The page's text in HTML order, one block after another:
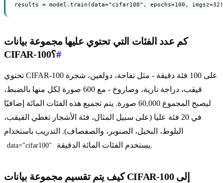
results = model.train(data="cifar100", epochs=100, imgsz=32)
كم عدد الفئات التي تحتوي عليها مجموعة بيانات
CIFAR-100؟#
تحتوي CIFAR-100 على 100 فئة دقيقة - مثل تفاحة، دولفين، شجرة
قيقب، دراجة نارية، وصاروخ - مع 600 صورة لكل منها بالضبط،
ليصبح المجموع 60,000 صورة. يتم تجميع هذه الفئات المائة إضافيًا
في 20 فئة عليا (على سبيل المثال، فئة الأشجار تغطي القيقب،
البلوط، النخيل، الصنوبر، والصفصاف). التدريب باستخدام
data="cifar100" يستخدم الفئات المائة الدقيقة.
كيف يتم تقسيم مجموعة بيانات CIFAR-100 إلى